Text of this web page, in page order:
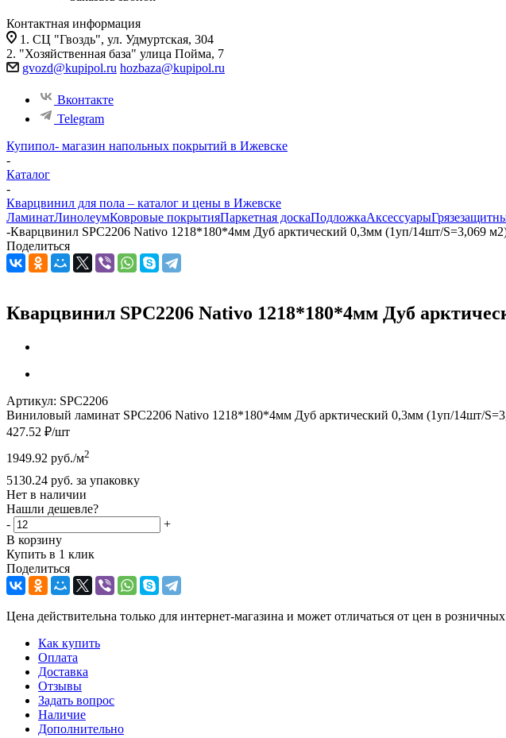
Контактная информация
1. СЦ "Гвоздь", ул. Удмуртская, 304
2. "Хозяйственная база" улица Пойма, 7
gvozd@kupipol.ru hozbaza@kupipol.ru
Вконтакте
Telegram
Купипол- магазин напольных покрытий в Ижевске
-
Каталог
-
Кварцвинил для пола – каталог и цены в Ижевске
ЛаминатЛинолеумКовровые покрытияПаркетная доскаПодложкаАксессуары
-Кварцвинил SPC2206 Nativo 1218*180*4мм Дуб арктический 0,3мм (1уп/14шт/S=3,069
Поделиться
Кварцвинил SPC2206 Nativo 1218*180*4мм Дуб
Артикул: SPC2206
Виниловый ламинат SPC2206 Nativo 1218*180*4мм Дуб арктический 0,3мм (1уп/14шт/
427.52 ₽/шт
1949.92 руб./м2
5130.24 руб. за упаковку
Нет в наличии
Нашли дешевле?
-
+
В корзину
Купить в 1 клик
Поделиться
Цена действительна только для интернет-магазина и может отличаться от цен в
Как купить
Оплата
Доставка
Отзывы
Задать вопрос
Наличие
Дополнительно